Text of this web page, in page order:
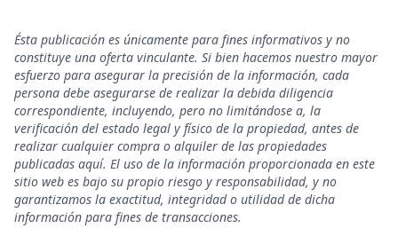
Ésta publicación es únicamente para fines informativos y no
constituye una oferta vinculante. Si bien hacemos nuestro mayor
esfuerzo para asegurar la precisión de la información, cada
persona debe asegurarse de realizar la debida diligencia
correspondiente, incluyendo, pero no limitándose a, la
verificación del estado legal y físico de la propiedad, antes de
realizar cualquier compra o alquiler de las propiedades
publicadas aquí. El uso de la información proporcionada en este
sitio web es bajo su propio riesgo y responsabilidad, y no
garantizamos la exactitud, integridad o utilidad de dicha
información para fines de transacciones.